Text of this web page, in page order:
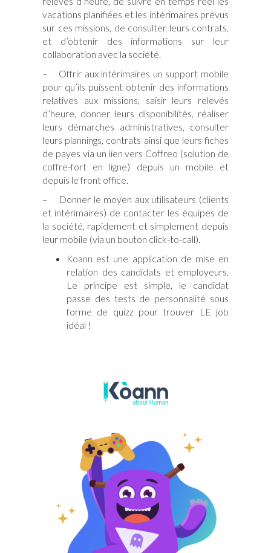
vacations planifiées et les intérimaires prévus
sur ces missions, de consulter leurs contrats,
et d’obtenir des informations sur leur
collaboration avec la société.
– Offrir aux intérimaires un support mobile
pour qu’ils puissent obtenir des informations
relatives aux missions, saisir leurs relevés
d’heure, donner leurs disponibilités, réaliser
leurs démarches administratives, consulter
leurs plannings, contrats ainsi que leurs fiches
de payes via un lien vers Coffreo (solution de
coffre-fort en ligne) depuis un mobile et
depuis le front office.
– Donner le moyen aux utilisateurs (clients
et intérimaires) de contacter les équipes de
la société, rapidement et simplement depuis
leur mobile (via un bouton click-to-call).
Koann est une application de mise en
relation des candidats et employeurs.
Le principe est simple, le candidat
passe des tests de personnalité sous
forme de quizz pour trouver LE job
idéal !